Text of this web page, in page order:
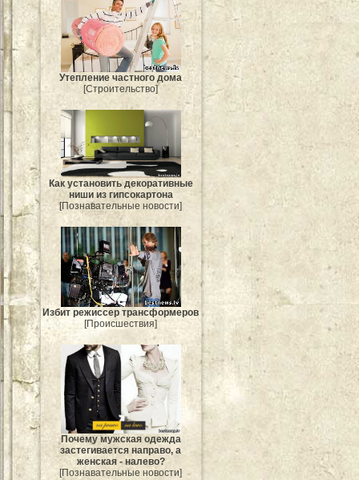
Утепление частного дома
[Строительство]
Как установить декоративные
ниши из гипсокартона
[Познавательные новости]
Избит режиссер трансформеров
[Происшествия]
Почему мужская одежда
застегивается направо, а
женская - налево?
[Познавательные новости]